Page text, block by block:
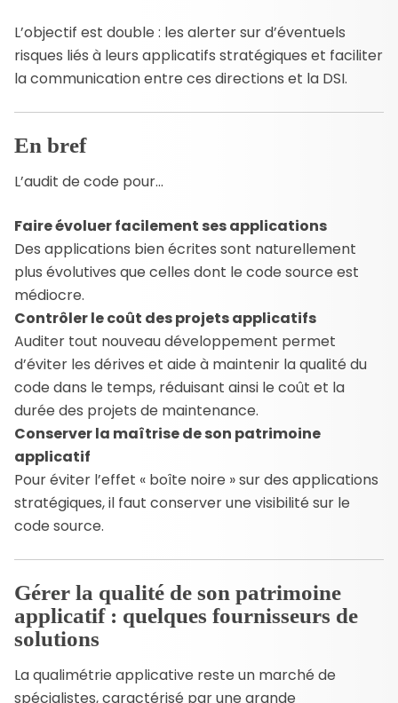
L’objectif est double : les alerter sur d’éventuels
risques liés à leurs applicatifs stratégiques et faciliter
la communication entre ces directions et la DSI.
En bref
L’audit de code pour…
Faire évoluer facilement ses applications
Des applications bien écrites sont naturellement
plus évolutives que celles dont le code source est
médiocre.
Contrôler le coût des projets applicatifs
Auditer tout nouveau développement permet
d’éviter les dérives et aide à maintenir la qualité du
code dans le temps, réduisant ainsi le coût et la
durée des projets de maintenance.
Conserver la maîtrise de son patrimoine
applicatif
Pour éviter l’effet « boîte noire » sur des applications
stratégiques, il faut conserver une visibilité sur le
code source.
Gérer la qualité de son patrimoine
applicatif : quelques fournisseurs de
solutions
La qualimétrie applicative reste un marché de
spécialistes, caractérisé par une grande